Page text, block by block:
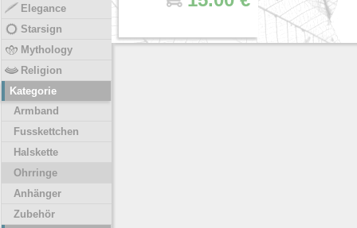
Elegance
Starsign
Mythology
Religion
Kategorie
Armband
Fusskettchen
Halskette
Ohrringe
Anhänger
Zubehör